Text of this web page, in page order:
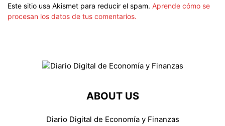
Este sitio usa Akismet para reducir el spam. Aprende cómo se
procesan los datos de tus comentarios.
ABOUT US
Diario Digital de Economía y Finanzas